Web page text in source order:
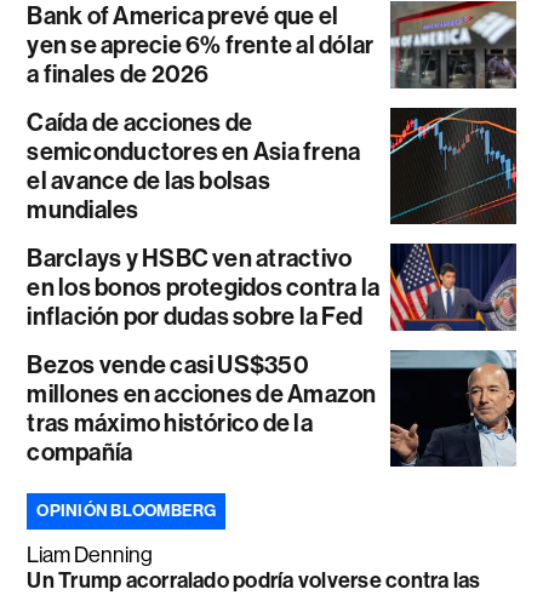
Bank of America prevé que el
yen se aprecie 6% frente al dólar
a finales de 2026
Caída de acciones de
semiconductores en Asia frena
el avance de las bolsas
mundiales
Barclays y HSBC ven atractivo
en los bonos protegidos contra la
inflación por dudas sobre la Fed
Bezos vende casi US$350
millones en acciones de Amazon
tras máximo histórico de la
compañía
OPINIÓN BLOOMBERG
Liam Denning
Un Trump acorralado podría volverse contra las